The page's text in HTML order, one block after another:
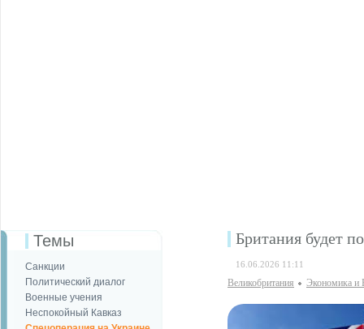
Темы
Санкции
Политический диалог
Военные учения
Неспокойный Кавказ
Британия будет
16.06.2026 11:11
Великобритания Экономика и